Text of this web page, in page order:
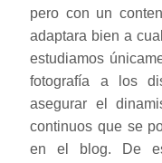
pero con un
adaptara bien a
estudiamos
fotografía a los
asegurar el
continuos que se
en el blog. De